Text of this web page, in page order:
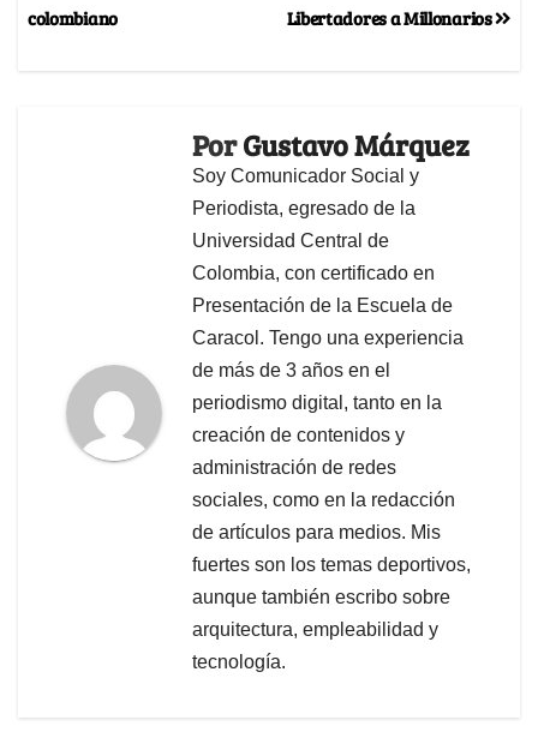
Libertadores a Millonarios
colombiano
PorGustavo Márquez
Soy Comunicador Social y
Periodista, egresado de la
Universidad Central de
Colombia, con certificado en
Presentación de la Escuela de
Caracol. Tengo una experiencia
de más de 3 años en el
periodismo digital, tanto en la
creación de contenidos y
administración de redes
sociales, como en la redacción
de artículos para medios. Mis
fuertes son los temas deportivos,
aunque también escribo sobre
arquitectura, empleabilidad y
tecnología.